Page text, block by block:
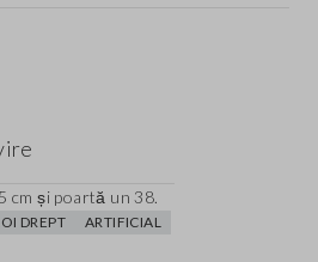
cm și poartă un 38.
DREPT
ARTIFICIAL